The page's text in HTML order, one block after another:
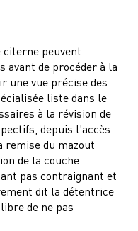
peuvent
avant de procéder à la
une vue précise des
liste dans le
à la révision de
depuis l’accès
remise du mazout
de la couche
pas contraignant et
dit la détentrice
de ne pas